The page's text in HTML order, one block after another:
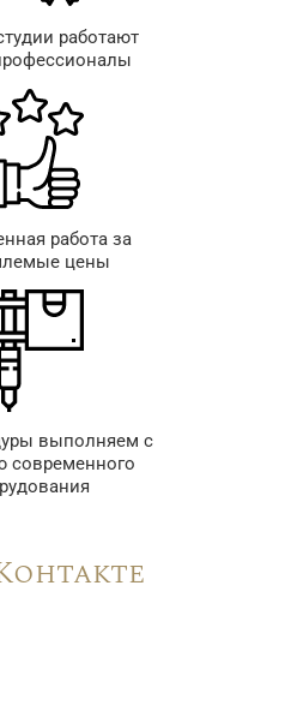
работают
работа за
цены
выполняем с
современного